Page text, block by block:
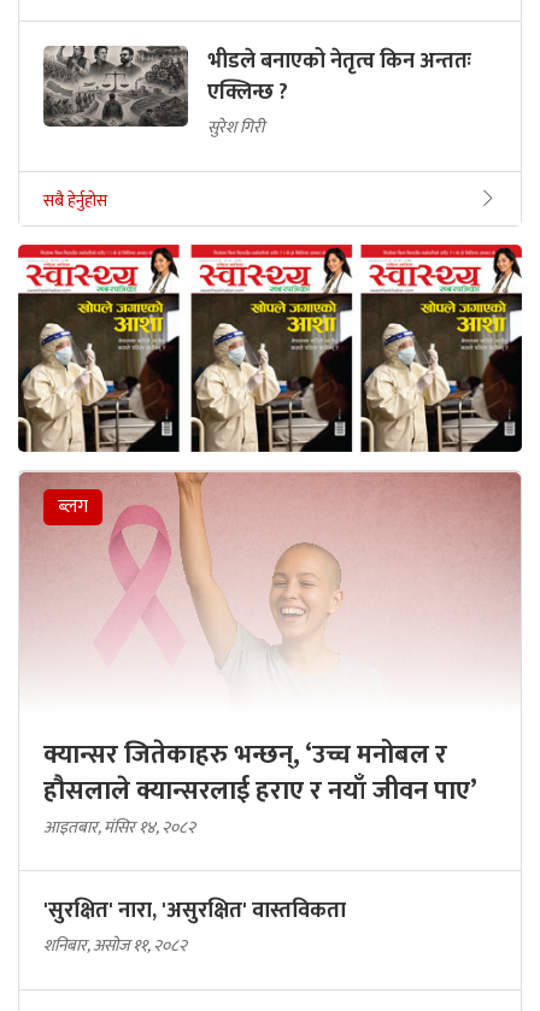
भीडले बनाएको नेतृत्व किन अन्ततः
एक्लिन्छ ?
सुरेश गिरी
सबै हेर्नुहोस
ब्लग
क्यान्सर जितेकाहरु भन्छन्, ‘उच्च मनोबल र
हौसलाले क्यान्सरलाई हराए र नयाँ जीवन पाए’
आइतबार, मंसिर १४, २०८२
'सुरक्षित' नारा, 'असुरक्षित' वास्तविकता
शनिबार, असोज ११, २०८२